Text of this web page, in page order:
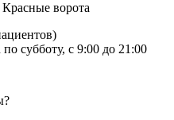
Красные ворота
субботу, с 9:00 до 21:00